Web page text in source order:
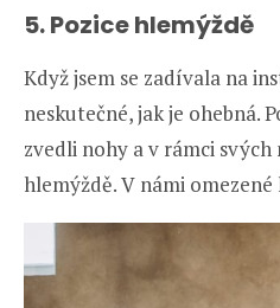
5. Pozice hlemýždě
Když jsem se zadívala na
neskutečné, jak je ohebná.
zvedli nohy a v rámci
hlemýždě. V námi